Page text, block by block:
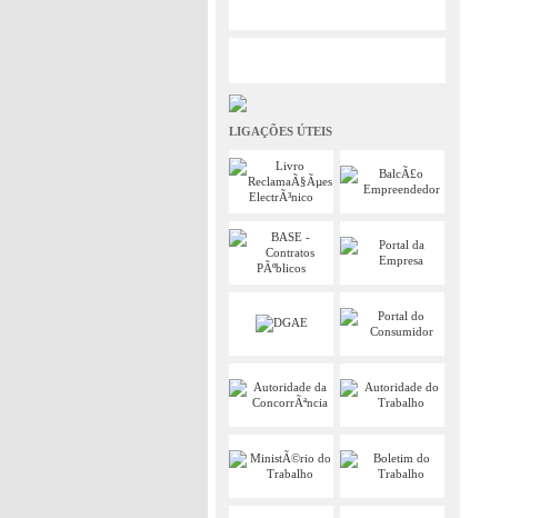
LIGAÇÕES ÚTEIS